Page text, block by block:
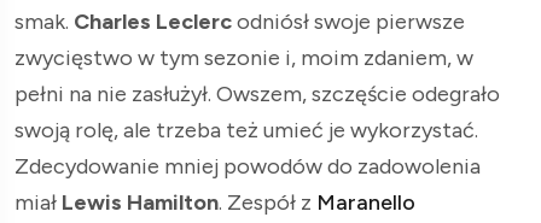
smak. Charles Leclercodniósł swoje pierwsze
zwycięstwo w tym sezonie i, moim zdaniem, w
pełni na nie zasłużył. Owszem, szczęście odegrało
swoją rolę, ale trzeba też umieć je wykorzystać.
Zdecydowanie mniej powodów do zadowolenia
miał Lewis Hamilton. Zespół z Maranello